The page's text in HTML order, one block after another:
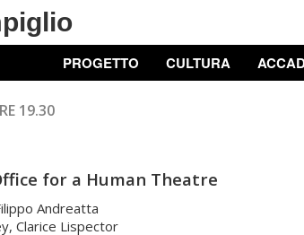
PROGETTO CULTURA
19.30
for a Human Theatre
Andreatta
Clarice Lispector